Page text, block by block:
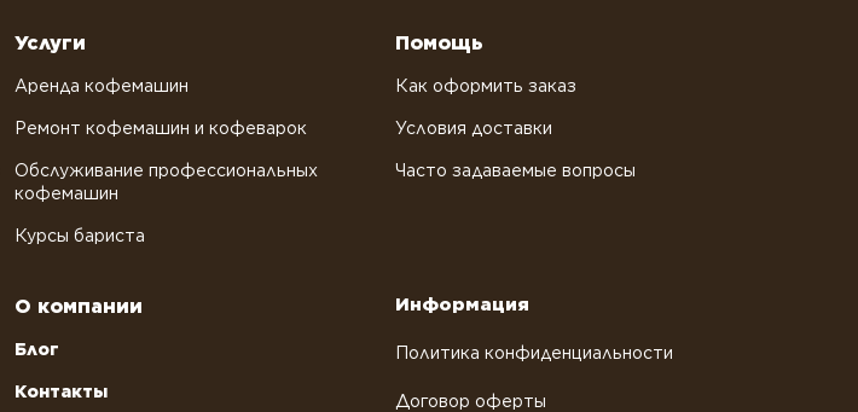
Услуги
Аренда кофемашин
Ремонт кофемашин и кофеварок
Обслуживание профессиональных
кофемашин
Курсы бариста
О компании
Блог
Контакты
Помощь
Как оформить заказ
Условия доставки
Часто задаваемые вопросы
Информация
Политика конфиденциальности
Договор оферты